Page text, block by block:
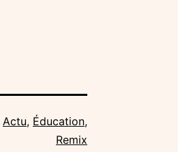
Actu, Éducation,
Remix